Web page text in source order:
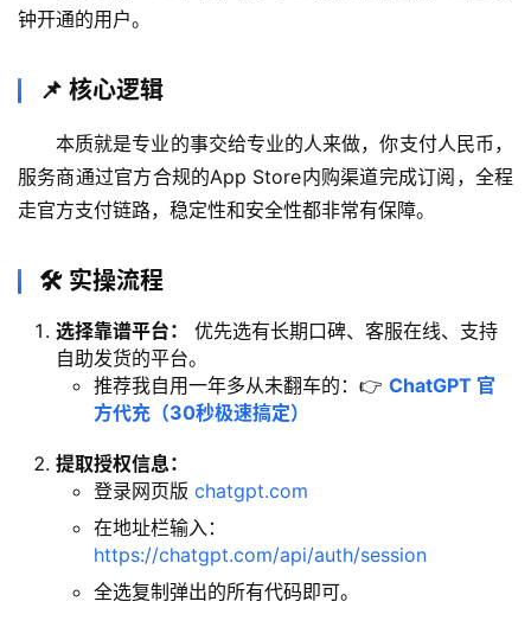
钟开通的用户。
📌 核心逻辑
本质就是专业的事交给专业的人来做，你支付人民币，
服务商通过官方合规的App Store内购渠道完成订阅，全程
走官方支付链路，稳定性和安全性都非常有保障。
🛠️ 实操流程
选择靠谱平台：
优先选有长期口碑、客服在线、支持
自助发货的平台。
推荐我自用一年多从未翻车的：👉 ChatGPT 官
方代充（30秒极速搞定）
提取授权信息：
登录网页版 chatgpt.com
在地址栏输入：
https://chatgpt.com/api/auth/session
全选复制弹出的所有代码即可。